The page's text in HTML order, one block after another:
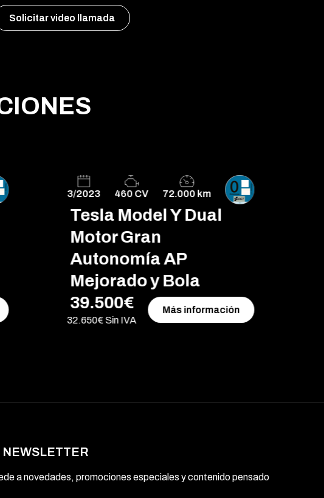
Solicitar video llamada
3/2023 460 CV 72.000 km
Tesla Model Y Dual
Motor Gran
Autonomía AP
Mejorado y Bola
39.500€
32.650€ Sin IVA
Más información
a novedades, promociones especiales y contenido pensado